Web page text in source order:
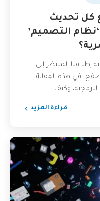
كل تحديث
التصميم’
إطلاقنا المنتظر إلى
في هذه المقالة،
وكيف...
قراءة المزيد